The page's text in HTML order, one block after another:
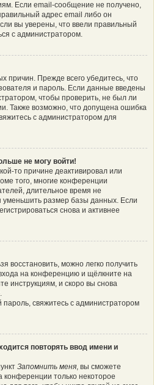
Если email-сообщение не получено,
адрес email либо он
вы уверены, что ввели правильный
с администратором.
причин. Прежде всего убедитесь, что
и пароль. Если данные введены
чтобы проверить, не был ли
Также возможно, что допущена ошибка
с администратором для
не могу войти!
то причине деактивировал или
того, многие конференции
длительное время не
размер базы данных. Если
снова и активнее
восстановить, можно легко получить
на конференцию и щёлкните на
инструкциям, и скоро вы снова
пароль, свяжитесь с администратором
повторять ввод имени и
Запомнить меня, вы сможете
конференции только некоторое